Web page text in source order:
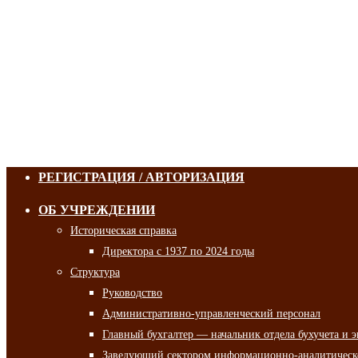
РЕГИСТРАЦИЯ / АВТОРИЗАЦИЯ
ОБ УЧРЕЖДЕНИИ
Историческая справка
Директора с 1937 по 2024 годы
Структура
Руководство
Административно-управленческий персонал
Главный бухгалтер — начальник отдела бухучета и
Заведующий сектором информационно-